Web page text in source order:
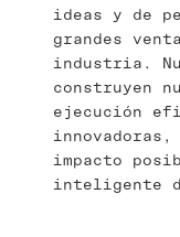
ideas y de
grandes
industria.
construyen
ejecución
innovadoras,
impacto
inteligente